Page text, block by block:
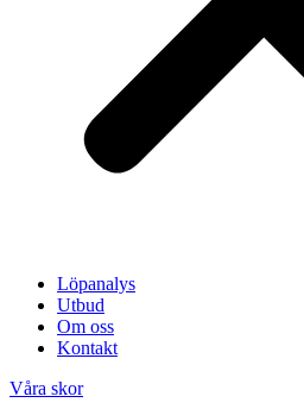
Löpanalys
Utbud
Om oss
Kontakt
Våra skor